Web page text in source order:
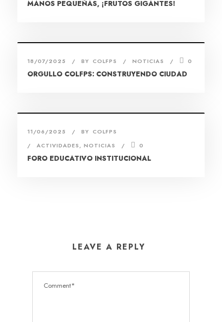
MANOS PEQUEÑAS, ¡FRUTOS GIGANTES!
18/07/2025 BY COLFPS NOTICIAS 0
ORGULLO COLFPS: CONSTRUYENDO CIUDAD
11/06/2025 BY COLFPS
ACTIVIDADES, NOTICIAS 0
FORO EDUCATIVO INSTITUCIONAL
LEAVE A REPLY